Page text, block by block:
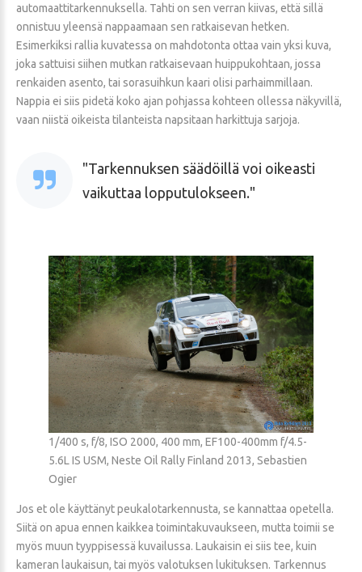
automaattitarkennuksella. Tahti on sen verran kiivas, että sillä
onnistuu yleensä nappaamaan sen ratkaisevan hetken.
Esimerkiksi rallia kuvatessa on mahdotonta ottaa vain yksi kuva,
joka sattuisi siihen mutkan ratkaisevaan huippukohtaan, jossa
renkaiden asento, tai sorasuihkun kaari olisi parhaimmillaan.
Nappia ei siis pidetä koko ajan pohjassa kohteen ollessa näkyvillä,
vaan niistä oikeista tilanteista napsitaan harkittuja sarjoja.
Tarkennuksen säädöillä voi oikeasti
vaikuttaa lopputulokseen.
1/400 s, f/8, ISO 2000, 400 mm, EF100-400mm f/4.5-
5.6L IS USM, Neste Oil Rally Finland 2013, Sebastien
Ogier
Jos et ole käyttänyt peukalotarkennusta, se kannattaa opetella.
Siitä on apua ennen kaikkea toimintakuvaukseen, mutta toimii se
myös muun tyyppisessä kuvailussa. Laukaisin ei siis tee, kuin
kameran laukaisun, tai myös valotuksen lukituksen. Tarkennus